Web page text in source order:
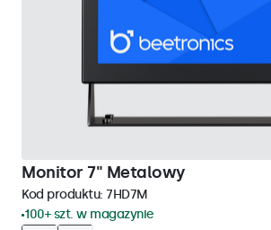
Monitor 7" Metalowy
Kod produktu: 7HD7M
100+ szt. w magazynie